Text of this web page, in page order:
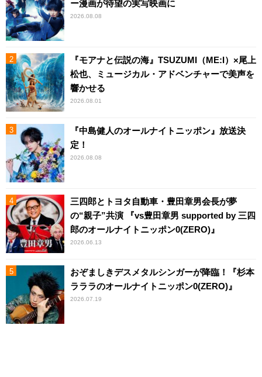
ー漫画が待望の実写映画に
2026.08.08
『モアナと伝説の海』TSUZUMI（ME:I）×尾上
松也、ミュージカル・アドベンチャーで美声を
響かせる
2026.08.01
『中島健人のオールナイトニッポン』放送決
定！
2026.08.08
三四郎とトヨタ自動車・豊田章男会長が夢
の“親子”共演 『vs豊田章男 supported by 三四
郎のオールナイトニッポン0(ZERO)』
2026.06.13
おぞましきデスメタルシンガーが降臨！『杉本
ラララのオールナイトニッポン0(ZERO)』
2026.07.19